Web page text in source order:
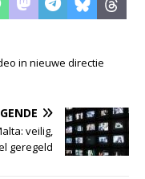
in nieuwe directie
veilig,
geregeld